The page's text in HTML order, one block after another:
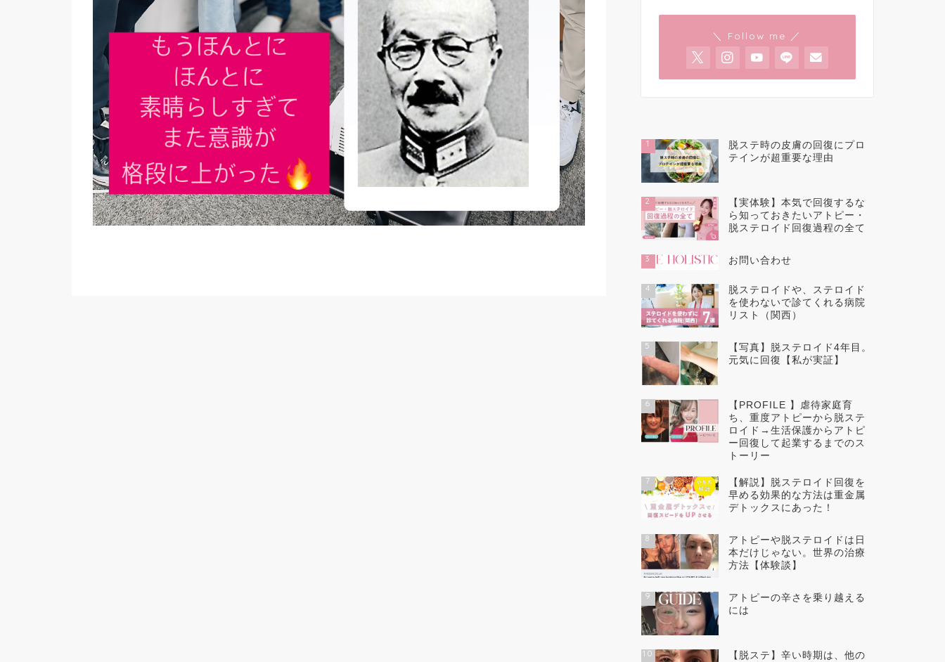
＼ Follow me ／
1
脱ステ時の皮膚の回復にプロ
テインが超重要な理由
2
【実体験】本気で回復するな
ら知っておきたいアトピー・
脱ステロイド回復過程の全て
3 お問い合わせ
4
脱ステロイドや、ステロイド
を使わないで診てくれる病院
リスト（関西）
5
【写真】脱ステロイド4年目。
元気に回復【私が実証】
6
【PROFILE 】虐待家庭育
ち、重度アトピーから脱ステ
ロイド→生活保護からアトピ
ー回復して起業するまでのス
トーリー
7
【解説】脱ステロイド回復を
早める効果的な方法は重金属
デトックスにあった！
8
アトピーや脱ステロイドは日
本だけじゃない。世界の治療
方法【体験談】
9
アトピーの辛さを乗り越える
には
10
【脱ステ】辛い時期は、他の